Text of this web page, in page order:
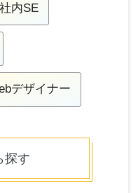
社内SE
デザイナー
探す